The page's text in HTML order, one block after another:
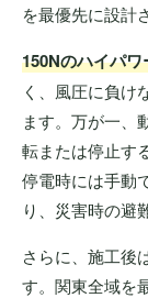
を最優先に設計
150Nのハイパワ
く、風圧に負け
ます。万が一、
転または停止す
停電時には手動
り、災害時の避
さらに、施工後
す。関東全域を